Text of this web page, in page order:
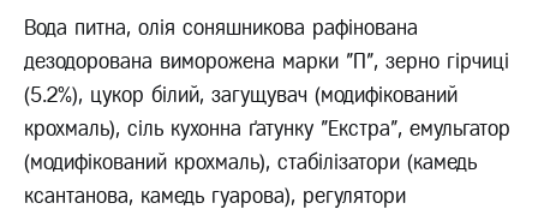
Вода питна, олія соняшникова рафінована
дезодорована виморожена марки "П", зерно гірчиці
(5.2%), цукор білий, загущувач (модифікований
крохмаль), сіль кухонна ґатунку "Екстра", емульгатор
(модифікований крохмаль), стабілізатори (камедь
ксантанова, камедь гуарова), регулятори